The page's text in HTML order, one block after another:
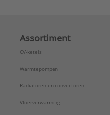
Assortiment
CV-ketels
Warmtepompen
Radiatoren en convectoren
Vloerverwarming